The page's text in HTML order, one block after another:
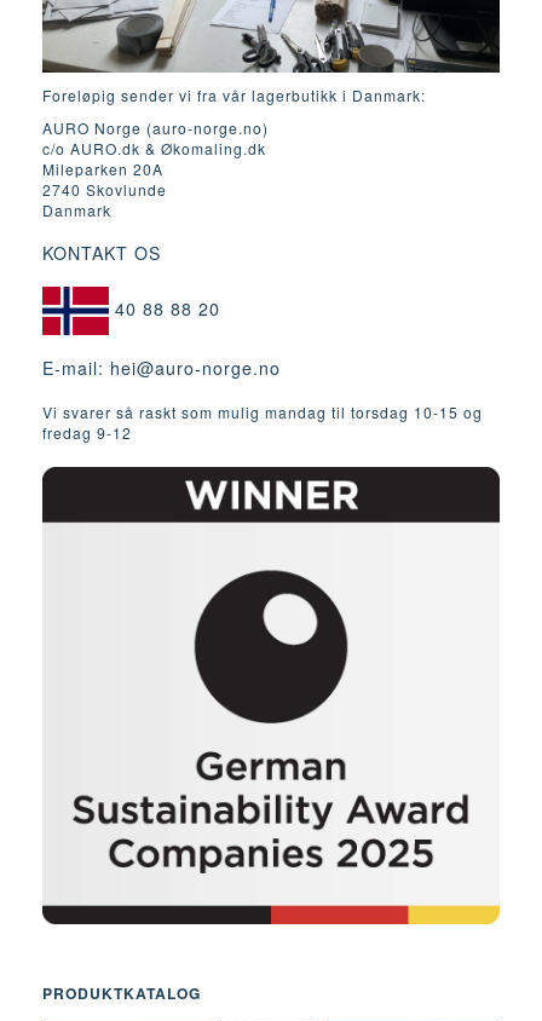
Foreløpig sender vi fra vår lagerbutikk i Danmark:
AURO Norge (auro-norge.no)
c/o AURO.dk & Økomaling.dk
Mileparken 20A
2740 Skovlunde
Danmark
KONTAKT OS
40 88 88 20
E-mail: hei@auro-norge.no
Vi svarer så raskt som mulig mandag til torsdag 10-15 og
fredag ​​9-12
PRODUKTKATALOG